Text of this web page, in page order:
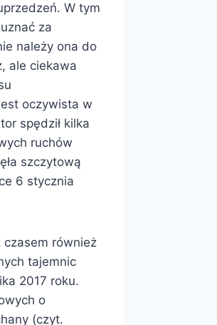
W tym
za
należy ona do
ale ciekawa
oczywista w
spędził kilka
ruchów
szczytową
6 stycznia
czasem również
tajemnic
2017 roku.
o
(czyt.